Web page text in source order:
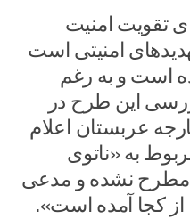
تقویت امنیت
امنیتی است
است و به رغم
این طرح در
عربستان اعلام
به «ناتوی
مطرح نشده و مدعی
کجا آمده است».